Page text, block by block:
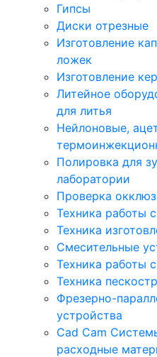
Гипсы
Диски отрезные
Изготовление
ложек
Изготовление
Литейное
для литья
Нейлоновые,
Полировка для
лаборатории
Проверка
Техника работы
Техника
Смесительные
Техника работы
Техника
Фрезерно-
устройства
Cad Cam
расходные